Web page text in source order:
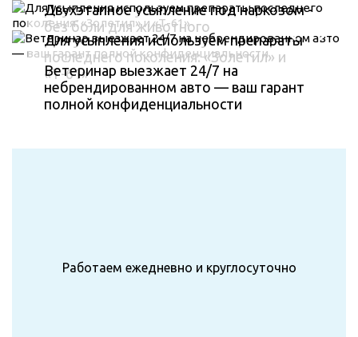
Двухэтапное усыпление под наркозом -
без боли для животного
Для усыпления используем препараты
последнего поколения: «Золетил» и
«Т-61»
Ветеринар выезжает 24/7 на
небрендированном авто — ваш гарант
полной конфиденциальности
Работаем ежедневно и круглосуточно